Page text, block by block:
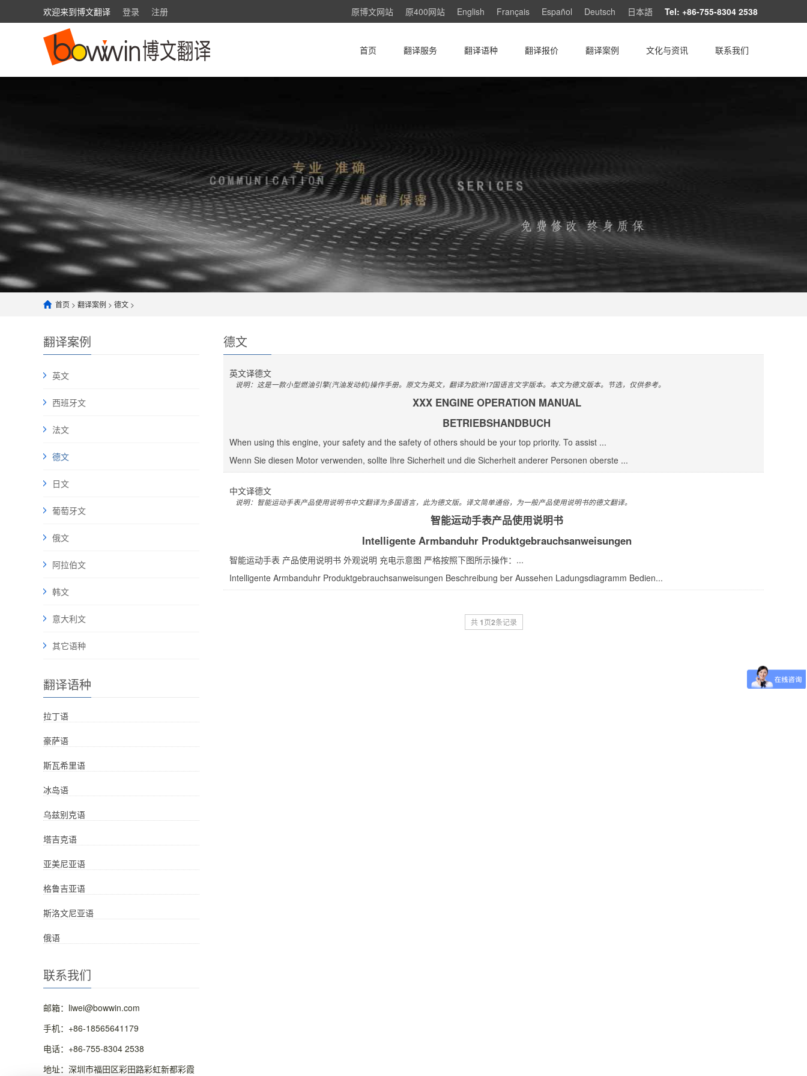
欢迎来到博文翻译 登录 注册 原博文网站 原400网站 English Français Español Deutsch 日本語 Tel: +86-755-8304 2538
首页 翻译服务 翻译语种 翻译报价 翻译案例 文化与资讯 联系我们
首页 > 翻译案例 > 德文 >
翻译案例
英文
西班牙文
法文
德文
日文
葡萄牙文
俄文
阿拉伯文
韩文
意大利文
其它语种
翻译语种
拉丁语
豪萨语
斯瓦希里语
冰岛语
乌兹别克语
塔吉克语
亚美尼亚语
格鲁吉亚语
斯洛文尼亚语
俄语
联系我们
邮箱：liwei@bowwin.com
手机：+86-18565641179
电话：+86-755-8304 2538
地址：深圳市福田区彩田路彩虹新都彩霞
德文
英文译德文
说明：这是一款小型燃油引擎(汽油发动机)操作手册。原文为英文，翻译为欧洲17国语言文字版本。本文为德文版本。节选，仅供参考。
XXX ENGINE OPERATION MANUAL
BETRIEBSHANDBUCH
When using this engine, your safety and the safety of others should be your top priority. To assist ...
Wenn Sie diesen Motor verwenden, sollte Ihre Sicherheit und die Sicherheit anderer Personen oberste ...
中文译德文
说明：智能运动手表产品使用说明书中文翻译为多国语言，此为德文版。译文简单通俗，为一般产品使用说明书的德文翻译。
智能运动手表产品使用说明书
Intelligente Armbanduhr Produktgebrauchsanweisungen
智能运动手表 产品使用说明书 外观说明 充电示意图 严格按照下图所示操作：...
Intelligente Armbanduhr Produktgebrauchsanweisungen Beschreibung ber Aussehen Ladungsdiagramm Bedien...
共 1页2条记录